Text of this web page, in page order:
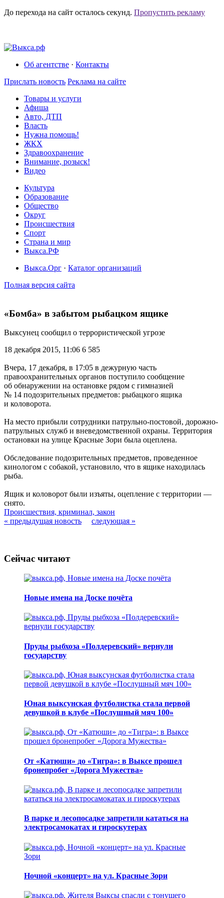
До перехода на сайт осталось секунд. Пропустить рекламу
Об агентстве · Контакты
Прислать новость Реклама на сайте
Товары и услуги
Афиша
Авто, ДТП
Власть
Нужна помощь!
ЖКХ
Здравоохранение
Внимание, розыск!
Видео
Культура
Образование
Общество
Округ
Происшествия
Спорт
Страна и мир
Выкса.РФ
Выкса.Орг · Каталог организаций
Полная версия сайта
«Бомба» в забытом рыбацком ящике
Выксунец сообщил о террористической угрозе
18 декабря 2015, 11:06 6 585
Вчера, 17 декабря, в 17:05 в дежурную часть
правоохранительных органов поступило сообщение
об обнаружении на остановке рядом с гимназией
№ 14 подозрительных предметов: рыбацкого ящика
и коловорота.
На место прибыли сотрудники патрульно-постовой, дорожно-
патрульных служб и вневедомственной охраны. Территория
остановки на улице Красные Зори была оцеплена.
Обследование подозрительных предметов, проведенное
кинологом с собакой, установило, что в ящике находилась
рыба.
Ящик и коловорот были изъяты, оцепление с территории —
снято.
Происшествия, криминал, закон
« предыдущая новость
следующая »
Сейчас читают
Новые имена на Доске почёта
Пруды рыбхоза «Полдеревский» вернули
государству
Юная выксунская футболистка стала первой
девушкой в клубе «Послушный мяч 100»
От «Катюши» до «Тигра»: в Выксе прошел
бронепробег «Дорога Мужества»
В парке и лесопосадке запретили кататься на
электросамокатах и гироскутерах
Ночной «концерт» на ул. Красные Зори